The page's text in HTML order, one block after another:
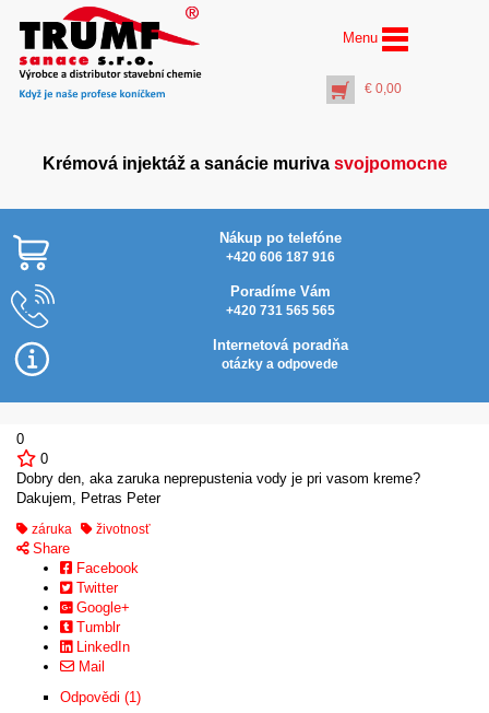
Menu
€ 0,00
Krémová injektáž a sanácie muriva svojpomocne
Nákup po telefóne
+420 606 187 916
Poradíme Vám
+420 731 565 565
Internetová poradňa
otázky a odpovede
0
0
Dobry den, aka zaruka neprepustenia vody je pri vasom kreme?
Dakujem, Petras Peter
záruka životnosť
Share
Facebook
Twitter
Google+
Tumblr
LinkedIn
Mail
Odpovědi (1)
AquaSan Porosity® (1
l) sanačná omietka
svojpomocne
+ PŘIDAT DO KOŠÍKU